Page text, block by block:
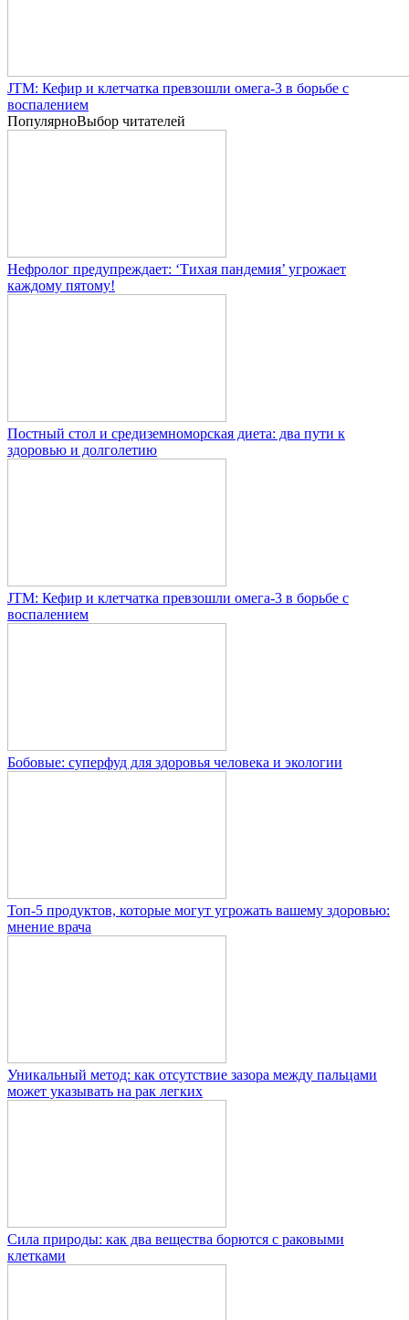
JTM: Кефир и клетчатка превзошли омега-3 в борьбе с
воспалением
ПопулярноВыбор читателей
Нефролог предупреждает: ‘Тихая пандемия’ угрожает
каждому пятому!
Постный стол и средиземноморская диета: два пути к
здоровью и долголетию
JTM: Кефир и клетчатка превзошли омега-3 в борьбе с
воспалением
Бобовые: суперфуд для здоровья человека и экологии
Топ-5 продуктов, которые могут угрожать вашему здоровью:
мнение врача
Уникальный метод: как отсутствие зазора между пальцами
может указывать на рак легких
Сила природы: как два вещества борются с раковыми
клетками